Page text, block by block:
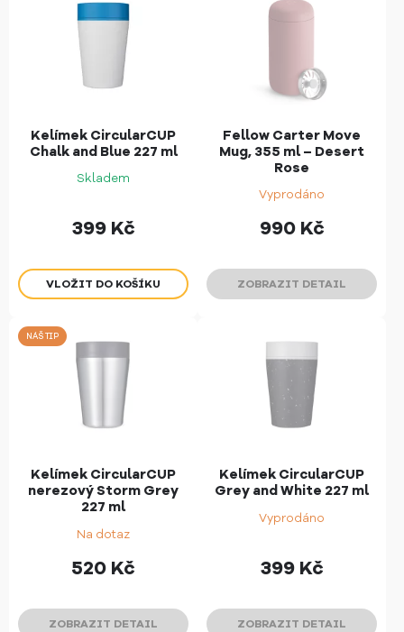
Kelímek CircularCUP
Chalk and Blue 227 ml
Skladem
399 Kč
Fellow Carter Move
Mug, 355 ml – Desert
Rose
Vyprodáno
990 Kč
ZOBRAZIT DETAIL
NÁŠ TIP
Kelímek CircularCUP
nerezový Storm Grey
227 ml
Na dotaz
520 Kč
ZOBRAZIT DETAIL
Kelímek CircularCUP
Grey and White 227 ml
Vyprodáno
399 Kč
ZOBRAZIT DETAIL